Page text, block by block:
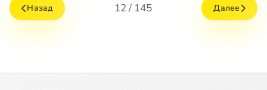
Назад 12 / 145 Далее